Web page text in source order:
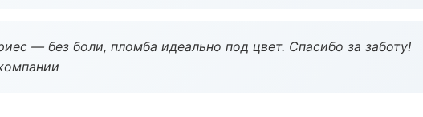
— без боли, пломба идеально под цвет. Спасибо за заботу!